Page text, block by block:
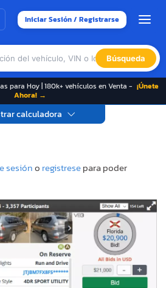
Iniciar Sesión / Registrarse
Búsqueda
para Hoy | 180k+ vehículos en Venta - ¡Únete
Ahora! →
calculadora
sesióno registresepara poder